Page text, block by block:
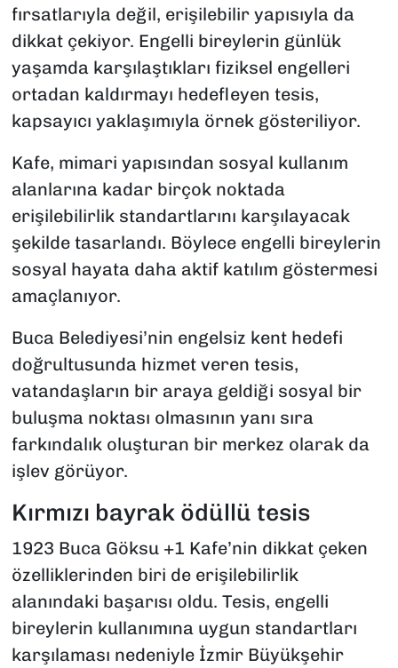
fırsatlarıyla değil, erişilebilir yapısıyla da
dikkat çekiyor. Engelli bireylerin günlük
yaşamda karşılaştıkları fiziksel engelleri
ortadan kaldırmayı hedefleyen tesis,
kapsayıcı yaklaşımıyla örnek gösteriliyor.
Kafe, mimari yapısından sosyal kullanım
alanlarına kadar birçok noktada
erişilebilirlik standartlarını karşılayacak
şekilde tasarlandı. Böylece engelli bireylerin
sosyal hayata daha aktif katılım göstermesi
amaçlanıyor.
Buca Belediyesi’nin engelsiz kent hedefi
doğrultusunda hizmet veren tesis,
vatandaşların bir araya geldiği sosyal bir
buluşma noktası olmasının yanı sıra
farkındalık oluşturan bir merkez olarak da
işlev görüyor.
Kırmızı bayrak ödüllü tesis
1923 Buca Göksu +1 Kafe’nin dikkat çeken
özelliklerinden biri de erişilebilirlik
alanındaki başarısı oldu. Tesis, engelli
bireylerin kullanımına uygun standartları
karşılaması nedeniyle İzmir Büyükşehir